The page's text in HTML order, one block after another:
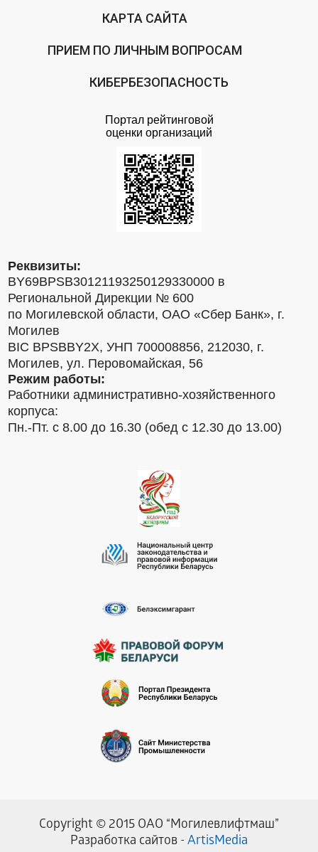
КАРТА САЙТА
ПРИЕМ ПО ЛИЧНЫМ ВОПРОСАМ
КИБЕРБЕЗОПАСНОСТЬ
Портал рейтинговой
оценки организаций
Реквизиты:
BY69BPSB30121193250129330000 в
Региональной Дирекции № 600
по Могилевской области, ОАО «Сбер Банк», г.
Могилев
BIC BPSBBY2X, УНП 700008856, 212030, г.
Могилев, ул. Перовомайская, 56
Режим работы:
Работники административно-хозяйственного
корпуса:
Пн.-Пт. с 8.00 до 16.30 (обед с 12.30 до 13.00)
Разработка сайтов - ArtisMedia
Copyright © 2015 ОАО “Могилевлифтмаш”